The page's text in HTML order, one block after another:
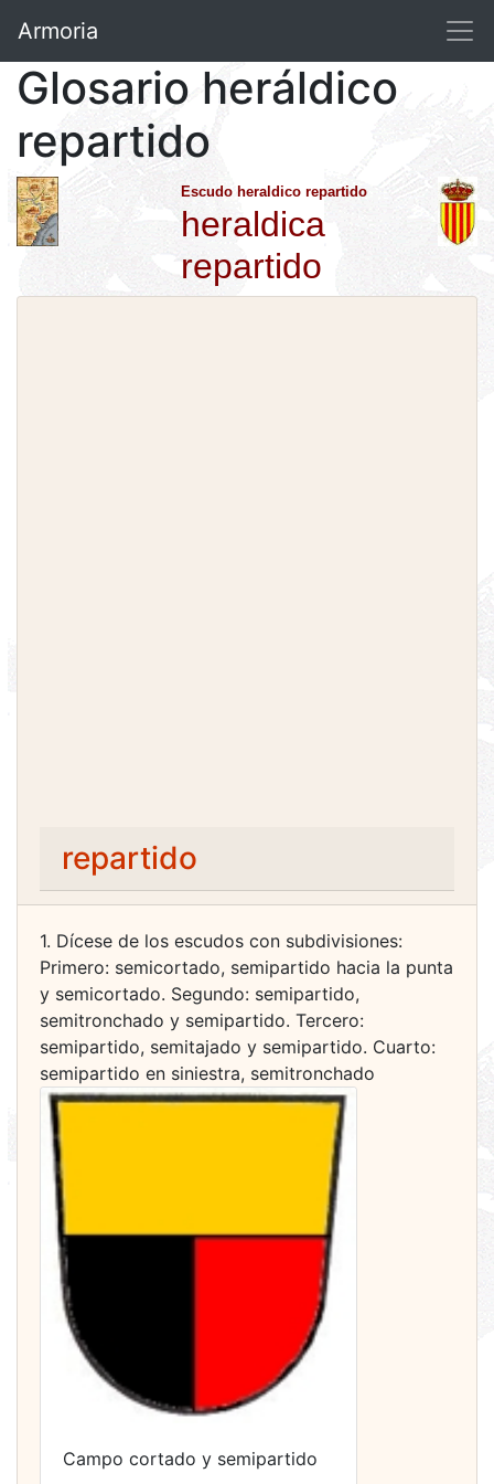
Armoria
Glosario heráldico
repartido
Escudo heraldico repartido
heraldica
repartido
repartido
1. Dícese de los escudos con subdivisiones:
Primero: semicortado, semipartido hacia la punta
y semicortado. Segundo: semipartido,
semitronchado y semipartido. Tercero:
semipartido, semitajado y semipartido. Cuarto:
semipartido en siniestra, semitronchado
Campo cortado y semipartido